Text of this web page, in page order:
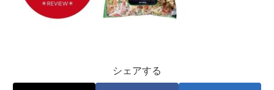
シェアする